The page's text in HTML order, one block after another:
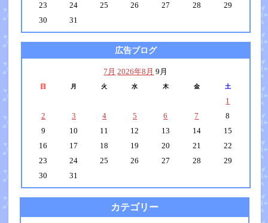
23
24 25 26 27 28
29
30
31
広告ブログ
7月 2026年8月 9月
日 月 火 水 木 金 土
1
2
3 4 5 6 7
8
9
10 11 12 13 14
15
16
17 18 19 20 21
22
23
24 25 26 27 28
29
30
31
カテゴリー